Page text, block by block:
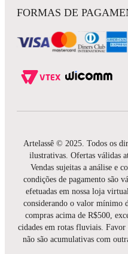
FORMAS DE
Artelassê © 2025. Todos os
ilustrativas. Ofertas válidas
Vendas sujeitas a análise e
condições de pagamento são
efetuadas em nossa loja
considerando o valor mínimo
compras acima de R$500,
cidades em rotas fluviais.
não são acumulativas com